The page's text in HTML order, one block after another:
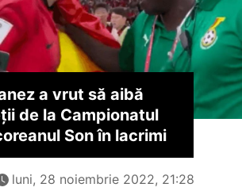
a vrut să aibă
de la Campionatul
Son în lacrimi
luni, 28 noiembrie 2022, 21:28